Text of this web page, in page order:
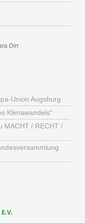
Dirr
Union Augsburg
Klimawandels“
MACHT / RECHT /